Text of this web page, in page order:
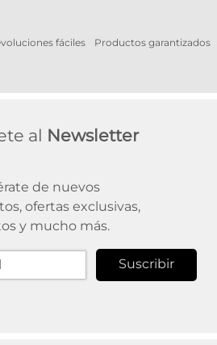
fáciles Productos garantizados
al Newsletter
de nuevos
ofertas exclusivas,
y mucho más.
Suscribir